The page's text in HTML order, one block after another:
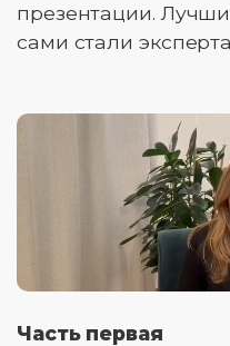
презентации.
сами стали
Часть первая